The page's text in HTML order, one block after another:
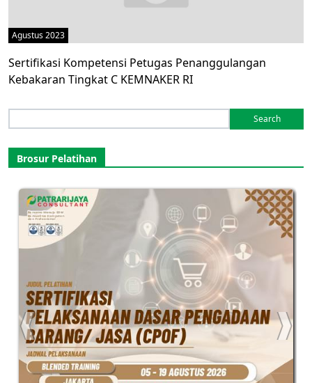
Agustus 2023
Sertifikasi Kompetensi Petugas Penanggulangan
Kebakaran Tingkat C KEMNAKER RI
for:
Brosur Pelatihan